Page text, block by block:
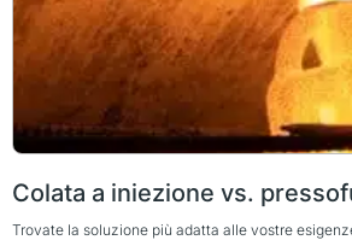
Colata a iniezione vs.
Trovate la soluzione più adatta alle vostre